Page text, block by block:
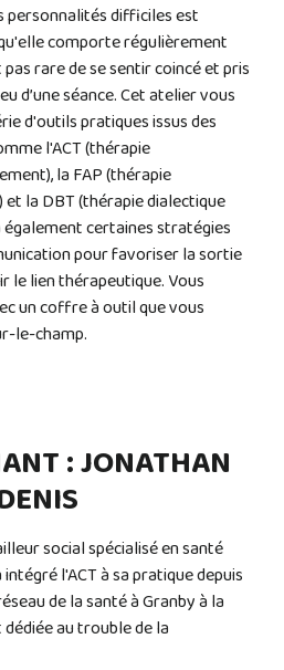
personnalités difficiles est
comporte régulièrement
rare de se sentir coincé et pris
d’une séance. Cet atelier vous
d'outils pratiques issus des
l'ACT (thérapie
la FAP (thérapie
la DBT (thérapie dialectique
certaines stratégies
pour favoriser la sortie
le lien thérapeutique. Vous
un coffre à outil que vous
le-champ.
: JONATHAN
social spécialisé en santé
l'ACT à sa pratique depuis
de la santé à Granby à la
au trouble de la